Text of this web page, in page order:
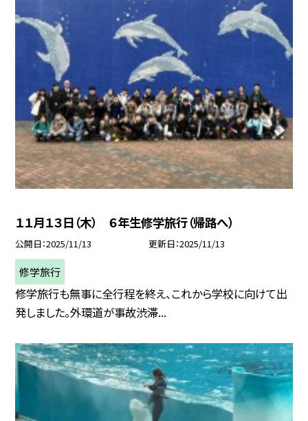
１１月１３日（木） ６年生修学旅行（帰路へ）
公開日 2025/11/13 更新日 2025/11/13
修学旅行
修学旅行も無事に全行程を終え、これから学校に向けて出
発しました。外環道が事故渋滞...